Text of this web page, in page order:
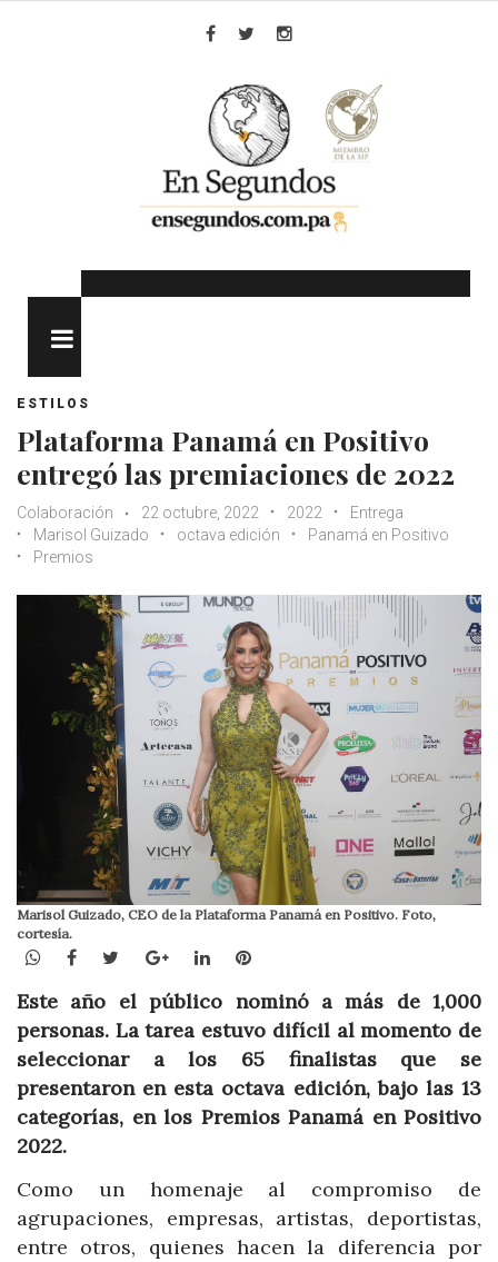
ESTILOS
Plataforma Panamá en Positivo
entregó las premiaciones de 2022
Colaboración 22 octubre, 2022 2022
Entrega
Marisol Guizado
octava edición
Panamá en Positivo
Premios
Marisol Guizado, CEO de la Plataforma Panamá en Positivo. Foto,
cortesía.
WhatsApp
Facebook
TwitterGoogle+LinkedInPinterest
Este año el público nominó a más de 1,000
personas. La tarea estuvo difícil al momento de
seleccionar a los 65 finalistas que se
presentaron en esta octava edición, bajo las 13
categorías, en los Premios Panamá en Positivo
2022.
Como un homenaje al compromiso de
agrupaciones, empresas, artistas, deportistas,
entre otros, quienes hacen la diferencia por